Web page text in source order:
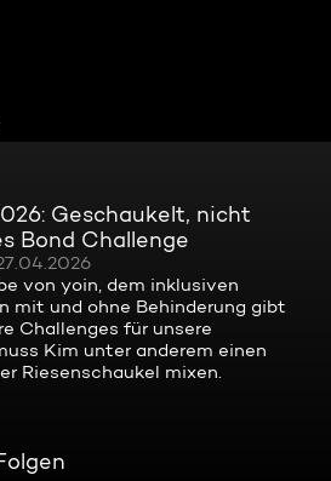
Geschaukelt, nicht
Bond Challenge
von yoin, dem inklusiven
mit und ohne Behinderung gibt
Challenges für unsere
Kim unter anderem einen
Riesenschaukel mixen.